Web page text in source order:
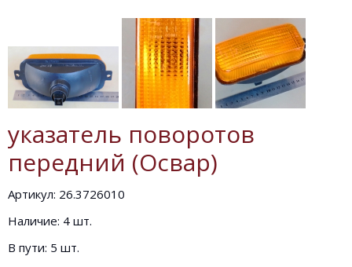
указатель поворотов
передний (Освар)
Артикул: 26.3726010
Наличие: 4 шт.
В пути: 5 шт.